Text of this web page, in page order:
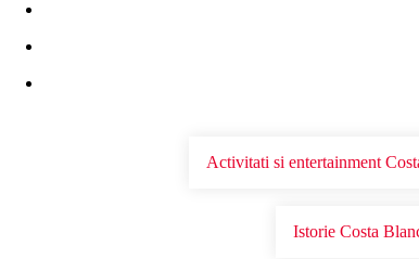
Activitati si entertainment
Istorie Costa